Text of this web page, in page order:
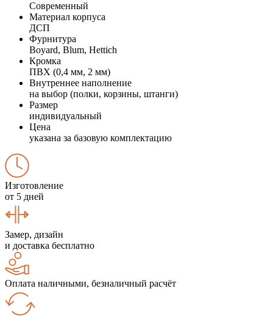
Современный
Материал корпуса
ДСП
Фурнитура
Boyard, Blum, Hettich
Кромка
ПВХ (0,4 мм, 2 мм)
Внутреннее наполнение
на выбор (полки, корзины, штанги)
Размер
индивидуальный
Цена
указана за базовую комплектацию
Изготовление
от 5 дней
Замер, дизайн
и доставка бесплатно
Оплата наличными, безналичный расчёт